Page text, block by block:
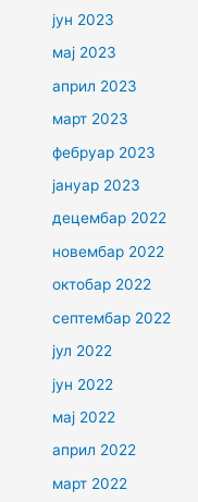
јун 2023
мај 2023
април 2023
март 2023
фебруар 2023
јануар 2023
децембар 2022
новембар 2022
октобар 2022
септембар 2022
јул 2022
јун 2022
мај 2022
април 2022
март 2022